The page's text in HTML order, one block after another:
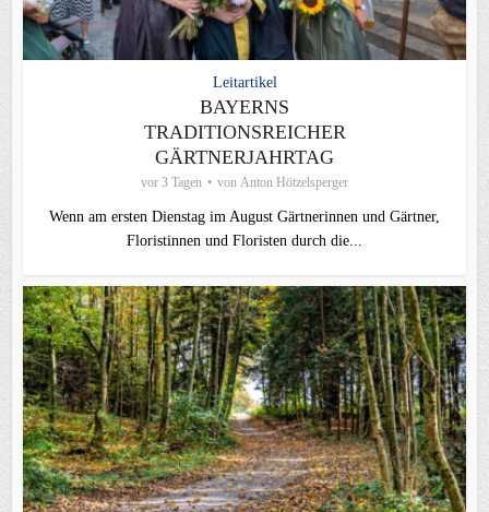
Leitartikel
BAYERNS
TRADITIONSREICHER
GÄRTNERJAHRTAG
vor 3 Tagen von Anton Hötzelsperger
Wenn am ersten Dienstag im August Gärtnerinnen und Gärtner,
Floristinnen und Floristen durch die...